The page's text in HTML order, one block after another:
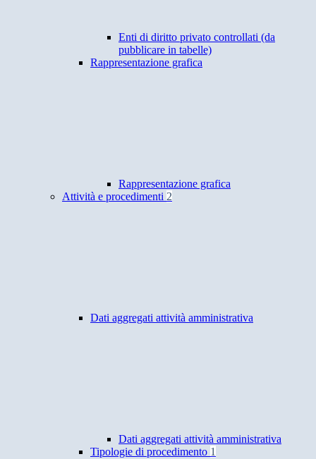
Enti di diritto privato controllati (da
pubblicare in tabelle)
Rappresentazione grafica
Rappresentazione grafica
Attività e procedimenti 2
Dati aggregati attività amministrativa
Dati aggregati attività amministrativa
Tipologie di procedimento 1